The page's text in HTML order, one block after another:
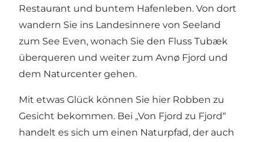
Restaurant und buntem Hafenleben. Von dort
wandern Sie ins Landesinnere von Seeland
zum See Even, wonach Sie den Fluss Tubæk
überqueren und weiter zum Avnø Fjord und
dem Naturcenter gehen.
Mit etwas Glück können Sie hier Robben zu
Gesicht bekommen. Bei „Von Fjord zu Fjord“
handelt es sich um einen Naturpfad, der auch